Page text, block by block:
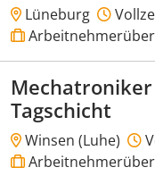
Lüneburg
Tagschicht
Winsen (Luhe)